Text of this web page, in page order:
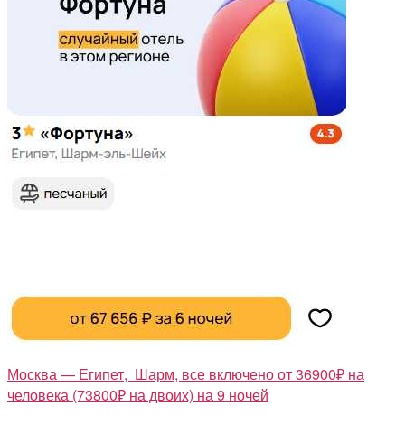
Москва — Египет, Шарм, все включено от 36900₽ на
человека (73800₽ на двоих) на 9 ночей